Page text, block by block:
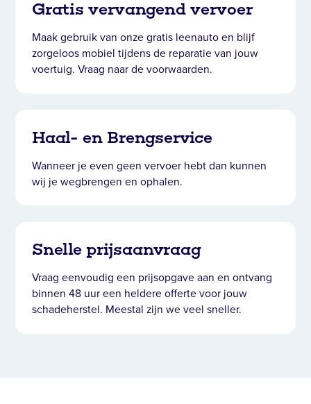
Gratis vervangend vervoer
Maak gebruik van onze gratis leenauto en blijf
zorgeloos mobiel tijdens de reparatie van jouw
voertuig. Vraag naar de voorwaarden.
Haal- en Brengservice
Wanneer je even geen vervoer hebt dan kunnen
wij je wegbrengen en ophalen.
Snelle prijsaanvraag
Vraag eenvoudig een prijsopgave aan en ontvang
binnen 48 uur een heldere offerte voor jouw
schadeherstel. Meestal zijn we veel sneller.